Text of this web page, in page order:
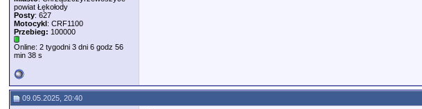
powiat Łękołody
Posty: 627
Motocykl: CRF1100
Przebieg: 100000
Online: 2 tygodni 3 dni 6 godz 56
min 38 s
09.05.2025, 20:40